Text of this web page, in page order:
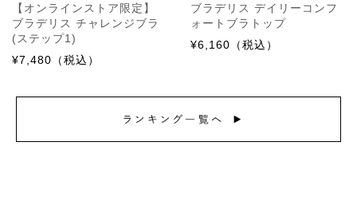
【オンラインストア限定】
ブラデリス チャレンジブラ
(ステップ1)
¥7,480（税込）
ブラデリス デイリーコンフ
ォートブラトップ
¥6,160（税込）